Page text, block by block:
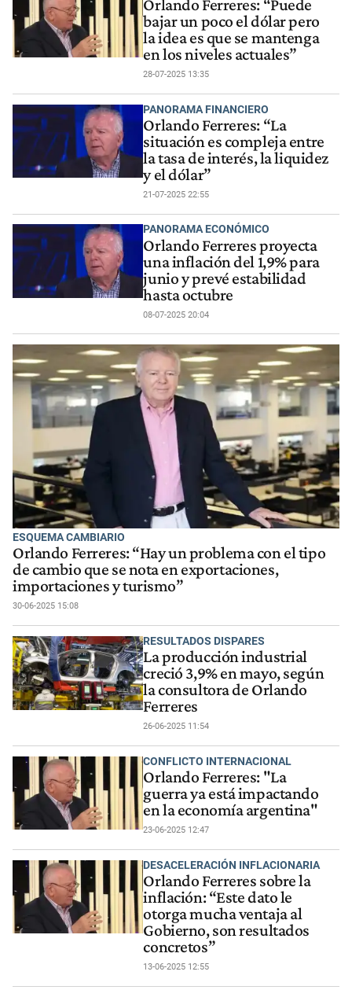
Orlando Ferreres: “Puede
bajar un poco el dólar pero
la idea es que se mantenga
en los niveles actuales”
28-07-2025 13:35
PANORAMA FINANCIERO
Orlando Ferreres: “La
situación es compleja entre
la tasa de interés, la liquidez
y el dólar”
21-07-2025 22:55
PANORAMA ECONÓMICO
Orlando Ferreres proyecta
una inflación del 1,9% para
junio y prevé estabilidad
hasta octubre
08-07-2025 20:04
ESQUEMA CAMBIARIO
Orlando Ferreres: “Hay un problema con el tipo
de cambio que se nota en exportaciones,
importaciones y turismo”
30-06-2025 15:08
RESULTADOS DISPARES
La producción industrial
creció 3,9% en mayo, según
la consultora de Orlando
Ferreres
26-06-2025 11:54
CONFLICTO INTERNACIONAL
Orlando Ferreres: "La
guerra ya está impactando
en la economía argentina"
23-06-2025 12:47
DESACELERACIÓN INFLACIONARIA
Orlando Ferreres sobre la
inflación: “Este dato le
otorga mucha ventaja al
Gobierno, son resultados
concretos”
13-06-2025 12:55